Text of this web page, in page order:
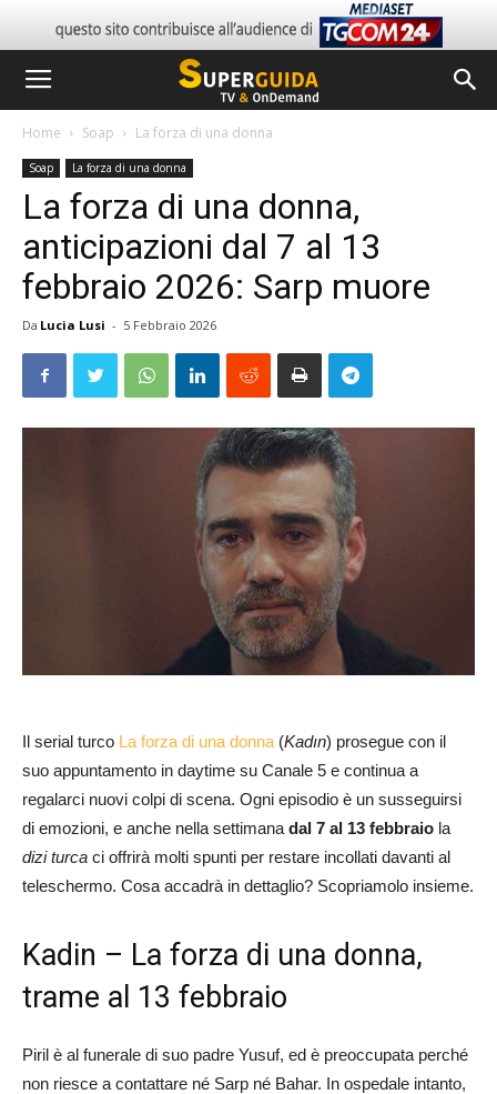
Home Soap La forza di una donna
Soap La forza di una donna
La forza di una donna,
anticipazioni dal 7 al 13
febbraio 2026: Sarp muore
Da Lucia Lusi - 5 Febbraio 2026
Il serial turco La forza di una donna (Kadın) prosegue con il
suo appuntamento in daytime su Canale 5 e continua a
regalarci nuovi colpi di scena. Ogni episodio è un susseguirsi
di emozioni, e anche nella settimana dal 7 al 13 febbraio la
dizi turca ci offrirà molti spunti per restare incollati davanti al
teleschermo. Cosa accadrà in dettaglio? Scopriamolo insieme.
Kadin – La forza di una donna,
trame al 13 febbraio
Piril è al funerale di suo padre Yusuf, ed è preoccupata perché
non riesce a contattare né Sarp né Bahar. In ospedale intanto,